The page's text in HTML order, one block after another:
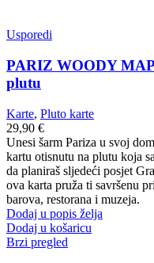
Usporedi
PARIZ WOODY
plutu
Karte, Pluto karte
29,90 €
Unesi šarm Pariza u svoj
kartu otisnutu na plutu koja
da planiraš sljedeći posjet
ova karta pruža ti savršenu
barova, restorana i muzeja.
Dodaj u popis želja
Dodaj u košaricu
Brzi pregled